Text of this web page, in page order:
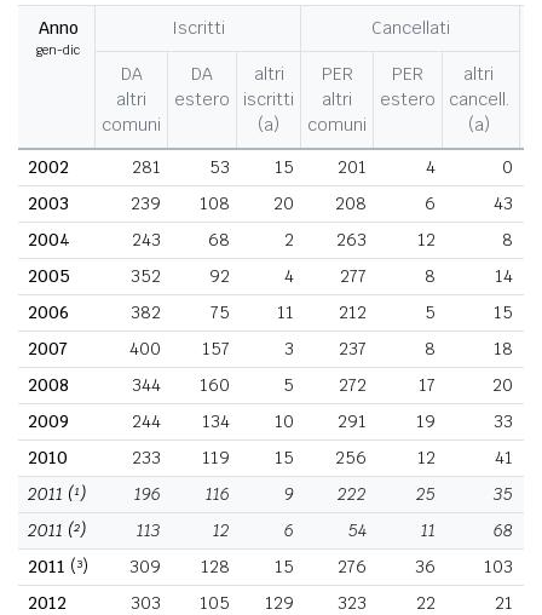
Anno
gen-dic
Iscritti
Cancellati
DA
altri
comuni
DA
estero
altri
iscritti
(a)
PER
altri
comuni
PER
estero
altri
cancell.
(a)
2002
281 53 15 201 4
0
2003
239 108 20 208 6
43
2004
243 68 2 263 12
8
2005
352 92 4 277 8
14
2006
382 75 11 212 5
15
2007
400 157 3 237 8
18
2008
344 160 5 272 17
20
2009
244 134 10 291 19
33
2010
233 119 15 256 12
41
2011 (¹) 196 116 9 222 25
35
2011 (²) 113 12 6 54 11
68
2011 (³) 309 128 15 276 36
103
2012
303 105 129 323 22
21